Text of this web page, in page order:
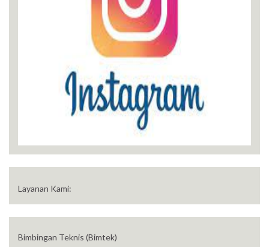
Layanan Kami:
Bimbingan Teknis (Bimtek)